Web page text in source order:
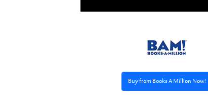
Buy from Books A Million Now!